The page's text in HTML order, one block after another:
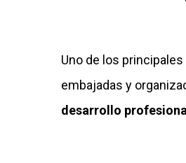
Uno de los
embajadas y
desarrollo